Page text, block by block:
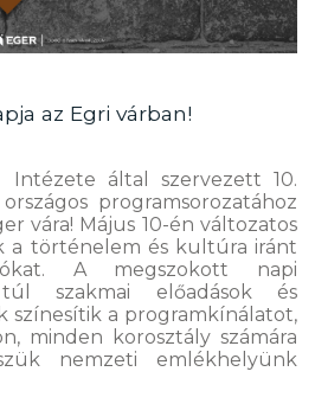
az Egri várban!
Intézete által szervezett 10.
programsorozatához
vára! Május 10-én változatos
a történelem és kultúra iránt
A megszokott napi
túl szakmai előadások és
színesítik a programkínálatot,
minden korosztály számára
nemzeti emlékhelyünk